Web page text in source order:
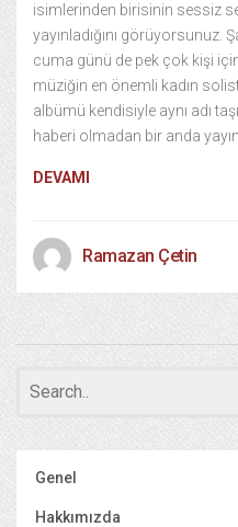
isimlerinden birisinin sessiz
yayınladığını görüyorsunuz.
cuma günü de pek çok kişi
müziğin en önemli kadın
albümü kendisiyle aynı adı
haberi olmadan bir anda
DEVAMI
Ramazan Çetin
Genel
Hakkımızda